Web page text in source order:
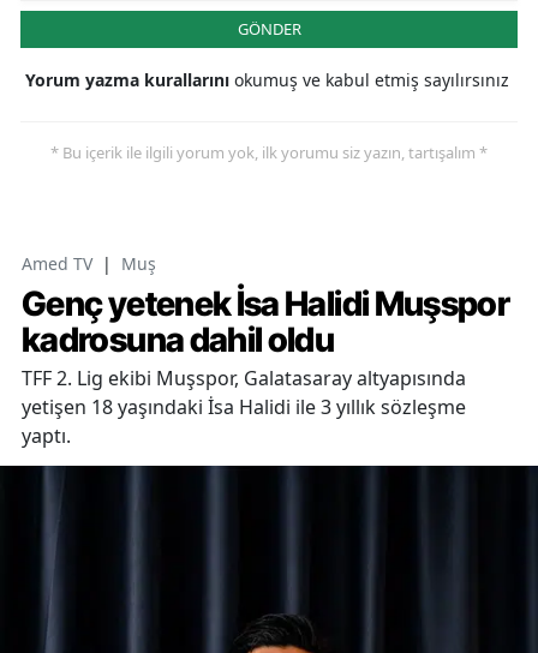
GÖNDER
Yorum yazma kurallarını okumuş ve kabul etmiş sayılırsınız
* Bu içerik ile ilgili yorum yok, ilk yorumu siz yazın, tartışalım *
Amed TV | Muş
Genç yetenek İsa Halidi Muşspor
kadrosuna dahil oldu
TFF 2. Lig ekibi Muşspor, Galatasaray altyapısında
yetişen 18 yaşındaki İsa Halidi ile 3 yıllık sözleşme
yaptı.